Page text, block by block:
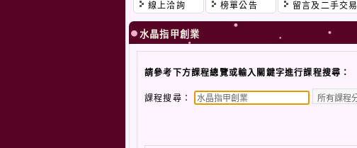
線上洽詢 榜單公告 留言及二手交易
水晶指甲創業
請參考下方課程總覽或輸入關鍵字進行課程搜尋：
課程搜尋：